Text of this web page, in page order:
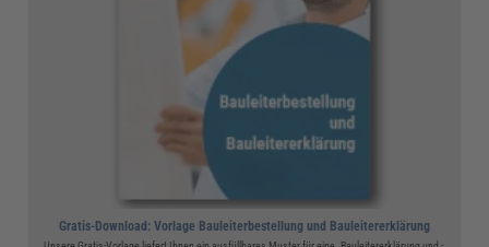
Gratis-Download: Vorlage Bauleiterbestellung und Bauleitererklärung